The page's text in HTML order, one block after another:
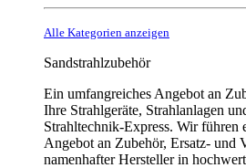
Alle Kategorien anzeigen
Sandstrahlzubehör
Ein umfangreiches Angebot an
Ihre Strahlgeräte, Strahlanlagen
Strahltechnik-Express. Wir führen
Angebot an Zubehör, Ersatz- und
namenhafter Hersteller in